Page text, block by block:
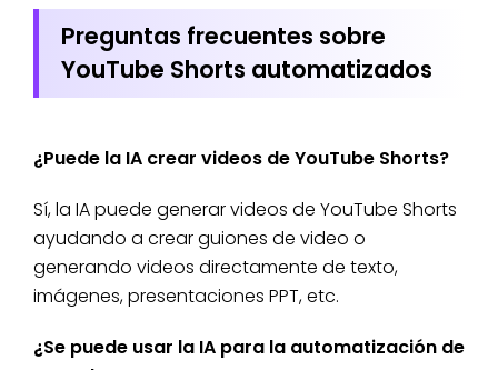
Preguntas frecuentes sobre
YouTube Shorts automatizados
¿Puede la IA crear videos de YouTube Shorts?
Sí, la IA puede generar videos de YouTube Shorts
ayudando a crear guiones de video o
generando videos directamente de texto,
imágenes, presentaciones PPT, etc.
¿Se puede usar la IA para la automatización de